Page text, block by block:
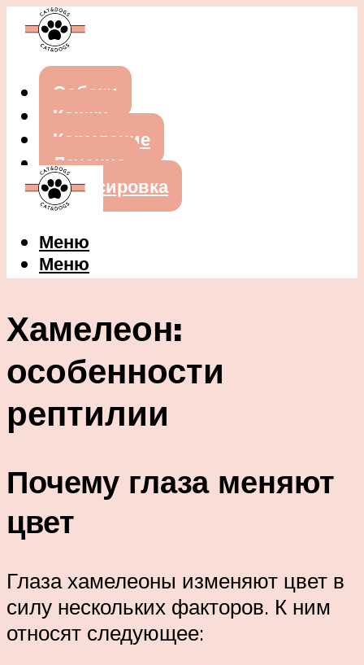
Собаки
Кошки
Кормление
Лечение
Дрессировка
Меню
Меню
Хамелеон:
особенности
рептилии
Почему глаза меняют
цвет
Глаза хамелеоны изменяют цвет в
силу нескольких факторов. К ним
относят следующее: